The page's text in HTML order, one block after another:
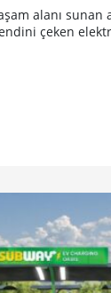
alanı sunan
çeken